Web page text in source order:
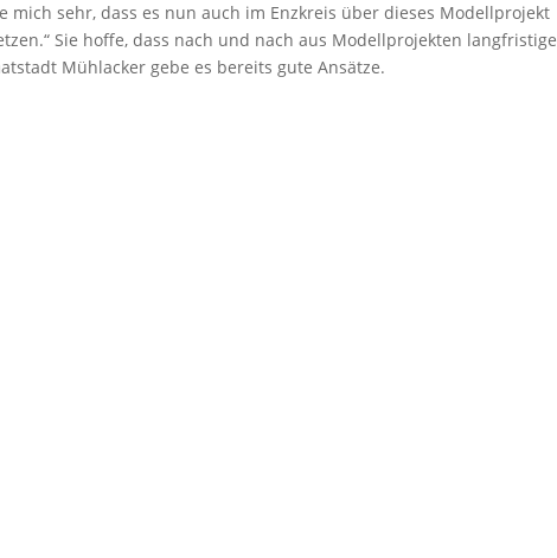
mich sehr, dass es nun auch im Enzkreis über dieses Modellprojekt
Sie hoffe, dass nach und nach aus Modellprojekten langfristige
Mühlacker gebe es bereits gute Ansätze.